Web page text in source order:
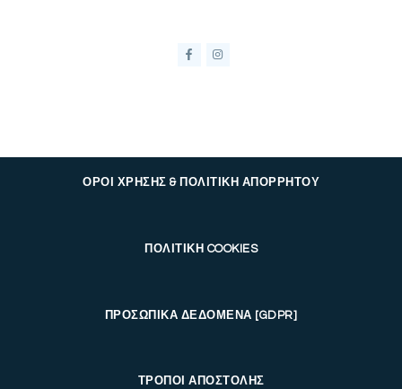
ΟΡΟΙ ΧΡΗΣΗΣ & ΠΟΛΙΤΙΚΗ ΑΠΟΡΡΗΤΟΥ
ΠΟΛΙΤΙΚΗ COOKIES
ΠΡΟΣΩΠΙΚΑ ΔΕΔΟΜΕΝΑ [GDPR]
ΤΡΟΠΟΙ ΑΠΟΣΤΟΛΗΣ